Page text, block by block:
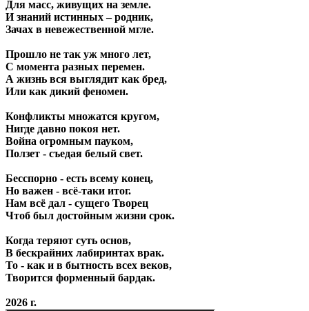
Для масс, живущих на земле.
И знаний истинных – родник,
Зачах в невежественной мгле.
Прошло не так уж много лет,
С момента разных перемен.
А жизнь вся выглядит как бред,
Или как дикий феномен.
Конфликты множатся кругом,
Нигде давно покоя нет.
Война огромным пауком,
Ползет - съедая белый свет.
Бесспорно - есть всему конец,
Но важен - всё-таки итог.
Нам всё дал - сущего Творец
Чтоб был достойным жизни срок.
Когда теряют суть основ,
В бескрайних лабиринтах врак.
То - как и в бытность всех веков,
Творится форменный бардак.
2026 г.